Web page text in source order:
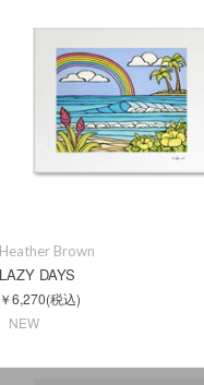
Heather Brown
LAZY DAYS
￥6,270(税込)
NEW